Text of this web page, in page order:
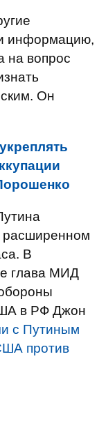
информацию,
на вопрос
Он
расширенном
В
глава МИД
в РФ Джон
с Путиным
против